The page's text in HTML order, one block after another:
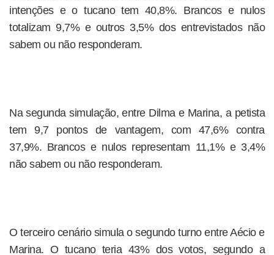
intenções e o tucano tem 40,8%. Brancos e nulos
totalizam 9,7% e outros 3,5% dos entrevistados não
sabem ou não responderam.
Na segunda simulação, entre Dilma e Marina, a petista
tem 9,7 pontos de vantagem, com 47,6% contra
37,9%. Brancos e nulos representam 11,1% e 3,4%
não sabem ou não responderam.
O terceiro cenário simula o segundo turno entre Aécio e
Marina. O tucano teria 43% dos votos, segundo a